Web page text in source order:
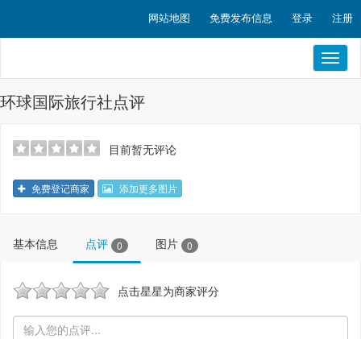
网站地图 免费发布信息 登录 注册
环球国际旅行社点评
目前暂无评论
免费登记商家 添加更多图片
基本信息 点评 0 图片 0
点击星星为商家评分